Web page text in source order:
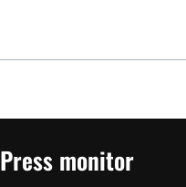
Press monitor